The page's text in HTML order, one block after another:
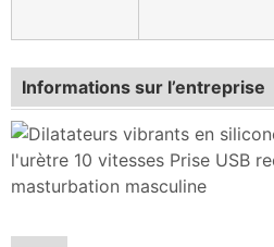
Informations sur l’entreprise